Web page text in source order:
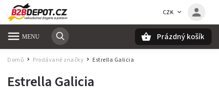
CZK
Prázdný košík
Domů / Prodávané značky / Estrella Galicia
Estrella Galicia